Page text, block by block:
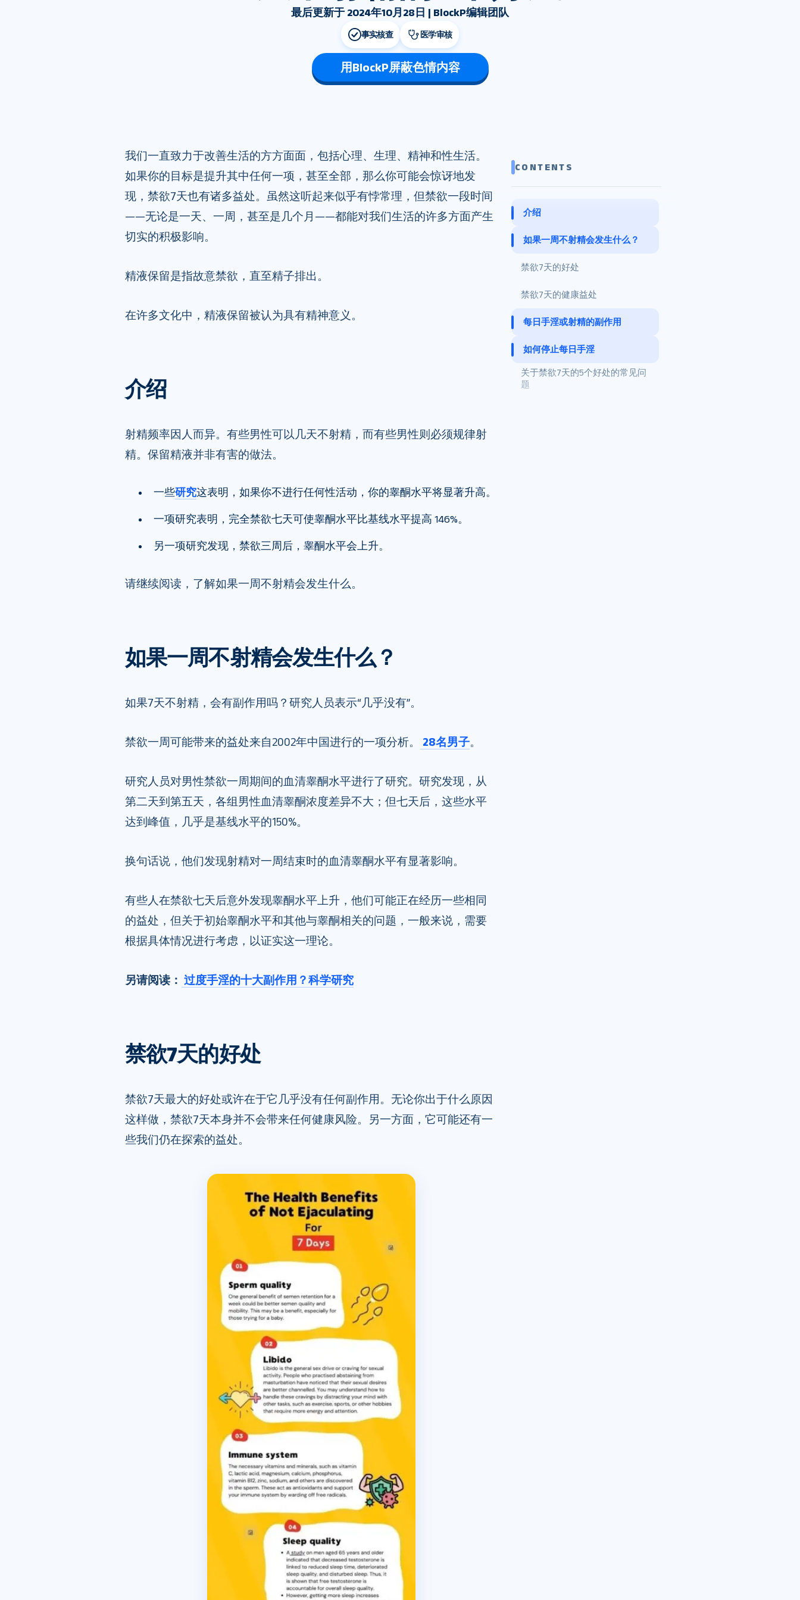
最后更新于 2024年10月28日 | BlockP编辑团队
事实核查 医学审核
用BlockP屏蔽色情内容
我们一直致力于改善生活的方方面面，包括心理、生理、精神和性生活。
如果你的目标是提升其中任何一项，甚至全部，那么你可能会惊讶地发
现，禁欲7天也有诸多益处。虽然这听起来似乎有悖常理，但禁欲一段时间
——无论是一天、一周，甚至是几个月——都能对我们生活的许多方面产生
切实的积极影响。
精液保留是指故意禁欲，直至精子排出。
在许多文化中，精液保留被认为具有精神意义。
介绍
射精频率因人而异。有些男性可以几天不射精，而有些男性则必须规律射
精。保留精液并非有害的做法。
一些研究这表明，如果你不进行任何性活动，你的睾酮水平将显著升高。
一项研究表明，完全禁欲七天可使睾酮水平比基线水平提高 146%。
另一项研究发现，禁欲三周后，睾酮水平会上升。
请继续阅读，了解如果一周不射精会发生什么。
如果一周不射精会发生什么？
如果7天不射精，会有副作用吗？研究人员表示“几乎没有”。
禁欲一周可能带来的益处来自2002年中国进行的一项分析。 28名男子。
研究人员对男性禁欲一周期间的血清睾酮水平进行了研究。研究发现，从
第二天到第五天，各组男性血清睾酮浓度差异不大；但七天后，这些水平
达到峰值，几乎是基线水平的150%。
换句话说，他们发现射精对一周结束时的血清睾酮水平有显著影响。
有些人在禁欲七天后意外发现睾酮水平上升，他们可能正在经历一些相同
的益处，但关于初始睾酮水平和其他与睾酮相关的问题，一般来说，需要
根据具体情况进行考虑，以证实这一理论。
另请阅读： 过度手淫的十大副作用？科学研究
禁欲7天的好处
禁欲7天最大的好处或许在于它几乎没有任何副作用。无论你出于什么原因
这样做，禁欲7天本身并不会带来任何健康风险。另一方面，它可能还有一
些我们仍在探索的益处。
CONTENTS
介绍
如果一周不射精会发生什么？
禁欲7天的好处
以下是禁欲7天的一些好处
1] 自制力
2] 置信水平
3] 提升能量
禁欲7天的健康益处
以下是禁欲一周对健康带来
1] 精子质量
2] 性欲
每日手淫或射精的副作用
对性健康的影响
对心理健康的影响
如何停止每日手淫
1] 划定界限
关于禁欲7天的5个好处的常见问
题